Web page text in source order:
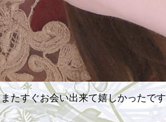
またすぐお会い出来て嬉しかったです